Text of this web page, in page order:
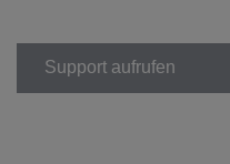
Support aufrufen